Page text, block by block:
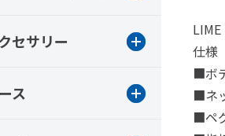
LIME
仕様
■ボ
■ネ
■ペ
セサリー
ス